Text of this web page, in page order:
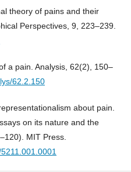
theory of pains and their
Perspectives, 9, 223–239.
a pain. Analysis, 62(2), 150–
62.2.150
about pain.
on its nature and the
MIT Press.